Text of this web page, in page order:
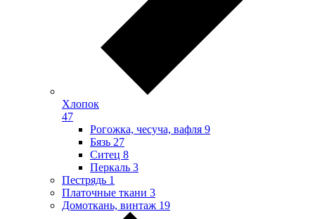
Хлопок
47
Рогожка, чесуча, вафля 9
Бязь 27
Ситец 8
Перкаль 3
Пестрядь 1
Платочные ткани 3
Домоткань, винтаж 19